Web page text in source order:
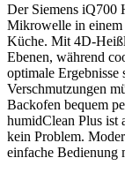
Der Siemens
Mikrowelle in einem
Küche. Mit 4D-
Ebenen, während
optimale
Verschmutzungen
Backofen bequem
humidClean Plus ist
kein Problem.
einfache Bedienung